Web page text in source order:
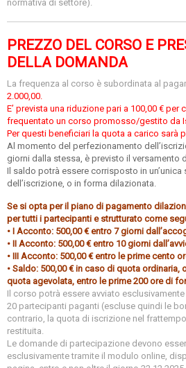
normativa di settore).
PREZZO DEL CORSO E
DELLA DOMANDA
La frequenza al corso è subordinata al
2.000,00.
E’ prevista una riduzione pari a 100,00 € per
frequentato un corso promosso/gestito da
Per questi beneficiari la quota a carico sarà
Al momento del perfezionamento
giorni dalla stessa, è previsto il versamento
Il saldo potrà essere corrisposto in un’unica
dell’iscrizione, o in forma dilazionata.
Se si opta per il piano di pagamento
per tutti i partecipanti e strutturato come
• I Acconto: 500,00 € entro 7 giorni
• II Acconto: 500,00 € entro 10 giorni
• III Acconto: 500,00 € entro le prime cento
• Saldo: 500,00 € in caso di quota ordinaria,
quota agevolata, entro le prime 200 ore di
Il corso potrà essere avviato
20 partecipanti paganti (escluse quindi le
contrario, la quota di iscrizione nel
restituita.
Le domande di partecipazione devono
esclusivamente tramite il modulo online,